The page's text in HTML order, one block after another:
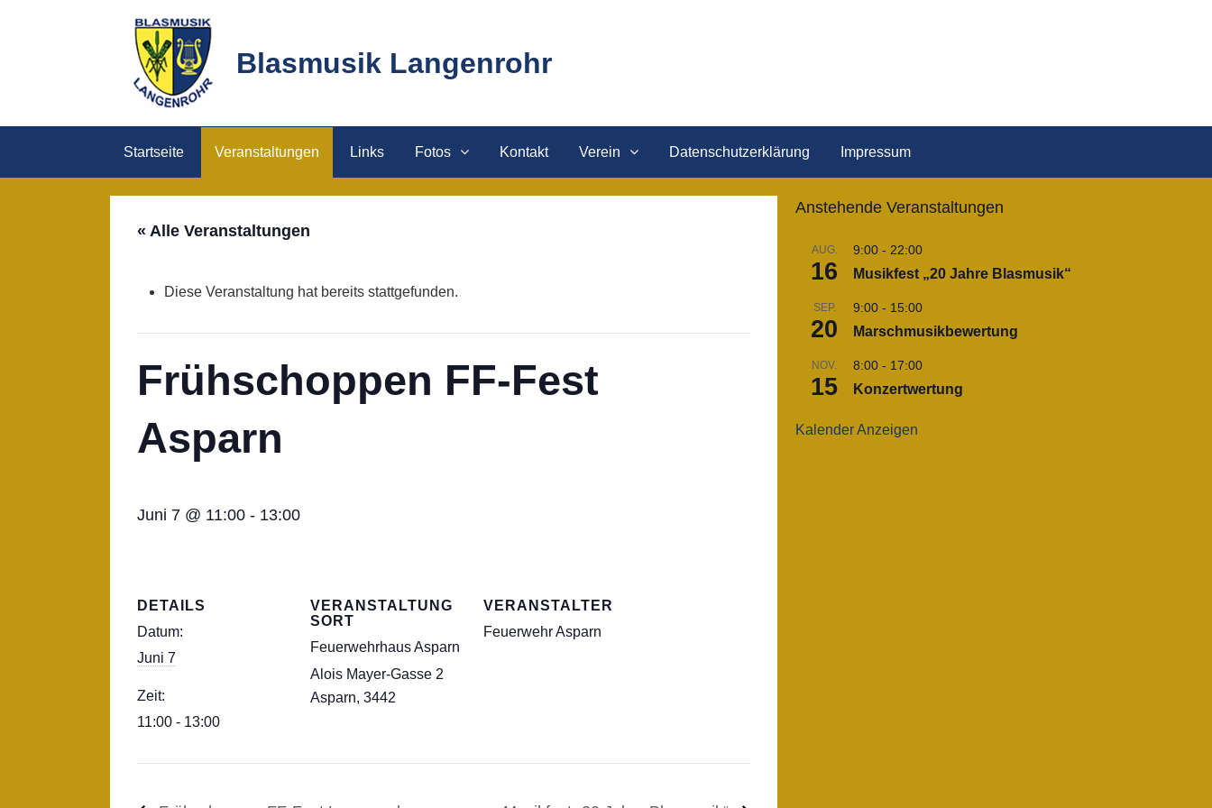
Blasmusik Langenrohr
Startseite Veranstaltungen Links Fotos Kontakt Verein Datenschutzerklärung Impressum
« Alle Veranstaltungen
Diese Veranstaltung hat bereits stattgefunden.
Frühschoppen FF-Fest
Asparn
Juni 7 @ 11:00 - 13:00
DETAILS
Datum:
Juni 7
Zeit:
11:00 - 13:00
VERANSTALTUNG
SORT
Feuerwehrhaus Asparn
Alois Mayer-Gasse 2
Asparn, 3442
VERANSTALTER
Feuerwehr Asparn
Anstehende Veranstaltungen
AUG.
16
9:00 - 22:00
Musikfest „20 Jahre Blasmusik“
SEP.
20
9:00 - 15:00
Marschmusikbewertung
NOV.
15
8:00 - 17:00
Konzertwertung
Kalender Anzeigen